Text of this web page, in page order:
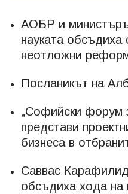
АОБР и
науката обсъдиха
неотложни
Посланикът на
„Софийски форум
представи
бизнеса в
Саввас
обсъдиха хода на